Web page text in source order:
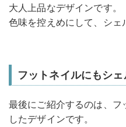
大人上品なデザインです。
色味を控えめにして、シェ
フットネイルにもシ
最後にご紹介するのは、フ
したデザインです。